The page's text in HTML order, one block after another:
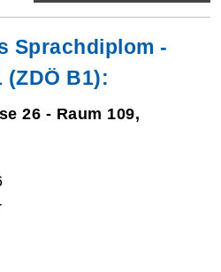
Sprachdiplom -
(ZDÖ B1):
26 - Raum 109,